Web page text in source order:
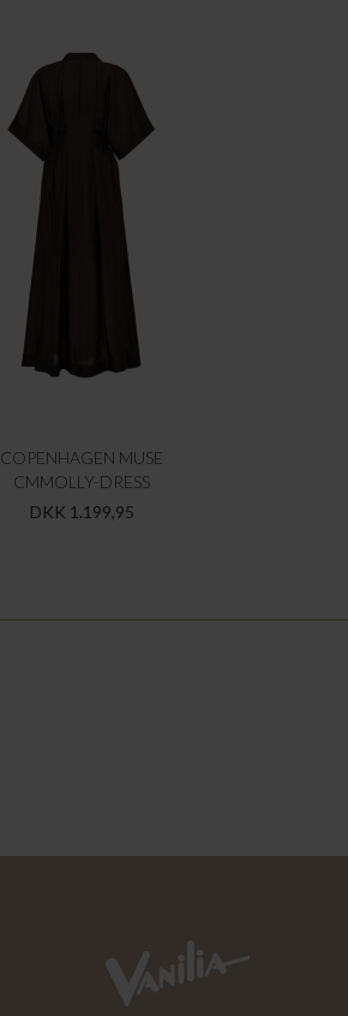
COPENHAGEN MUSE
CMMOLLY-DRESS
DKK 1.199,95